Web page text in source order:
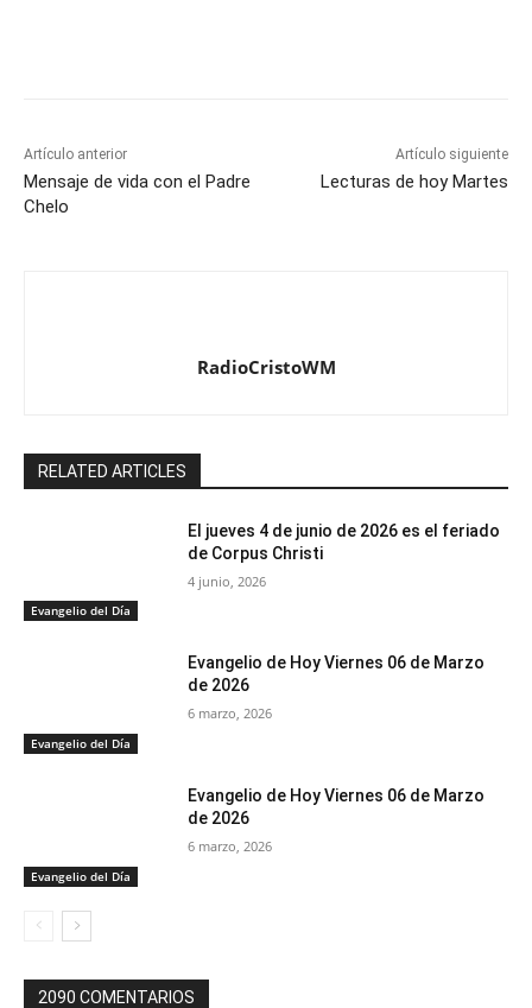
Artículo anterior
Mensaje de vida con el Padre
Chelo
Artículo siguiente
Lecturas de hoy Martes
RadioCristoWM
RELATED ARTICLES
Evangelio del Día
El jueves 4 de junio de 2026 es el feriado
de Corpus Christi
4 junio, 2026
Evangelio del Día
Evangelio de Hoy Viernes 06 de Marzo
de 2026
6 marzo, 2026
Evangelio del Día
Evangelio de Hoy Viernes 06 de Marzo
de 2026
6 marzo, 2026
2090 COMENTARIOS